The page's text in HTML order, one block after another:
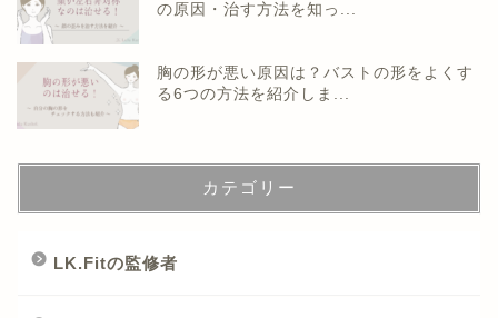
の原因・治す方法を知っ...
胸の形が悪い原因は？バストの形をよくす
る6つの方法を紹介しま...
カテゴリー
LK.Fitの監修者